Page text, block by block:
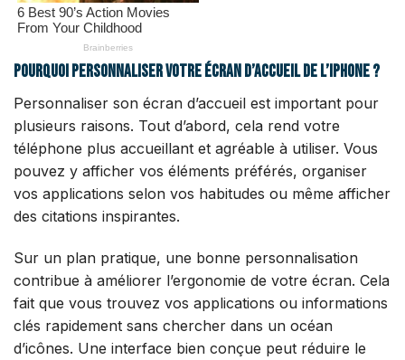
Pourquoi personnaliser votre écran d’accueil de l’iPhone ?
Personnaliser son écran d’accueil est important pour
plusieurs raisons. Tout d’abord, cela rend votre
téléphone plus accueillant et agréable à utiliser. Vous
pouvez y afficher vos éléments préférés, organiser
vos applications selon vos habitudes ou même afficher
des citations inspirantes.
Sur un plan pratique, une bonne personnalisation
contribue à améliorer l’ergonomie de votre écran. Cela
fait que vous trouvez vos applications ou informations
clés rapidement sans chercher dans un océan
d’icônes. Une interface bien conçue peut réduire le